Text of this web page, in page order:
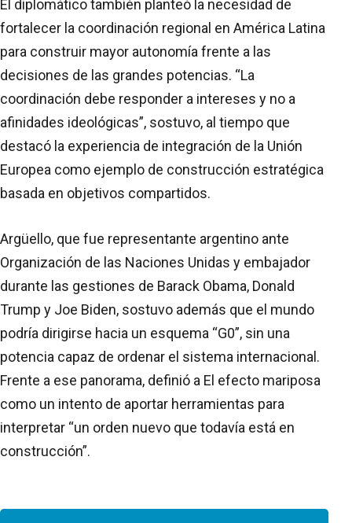
El diplomático también planteó la necesidad de
fortalecer la coordinación regional en América Latina
para construir mayor autonomía frente a las
decisiones de las grandes potencias. “La
coordinación debe responder a intereses y no a
afinidades ideológicas”, sostuvo, al tiempo que
destacó la experiencia de integración de la Unión
Europea como ejemplo de construcción estratégica
basada en objetivos compartidos.
Argüello, que fue representante argentino ante
Organización de las Naciones Unidas y embajador
durante las gestiones de Barack Obama, Donald
Trump y Joe Biden, sostuvo además que el mundo
podría dirigirse hacia un esquema “G0”, sin una
potencia capaz de ordenar el sistema internacional.
Frente a ese panorama, definió a El efecto mariposa
como un intento de aportar herramientas para
interpretar “un orden nuevo que todavía está en
construcción”.